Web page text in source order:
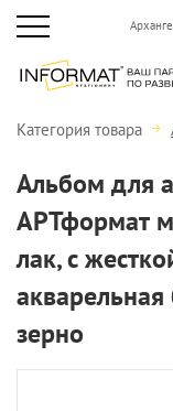
Категория товара
Альбом для
АРТформат
лак, с
зерно